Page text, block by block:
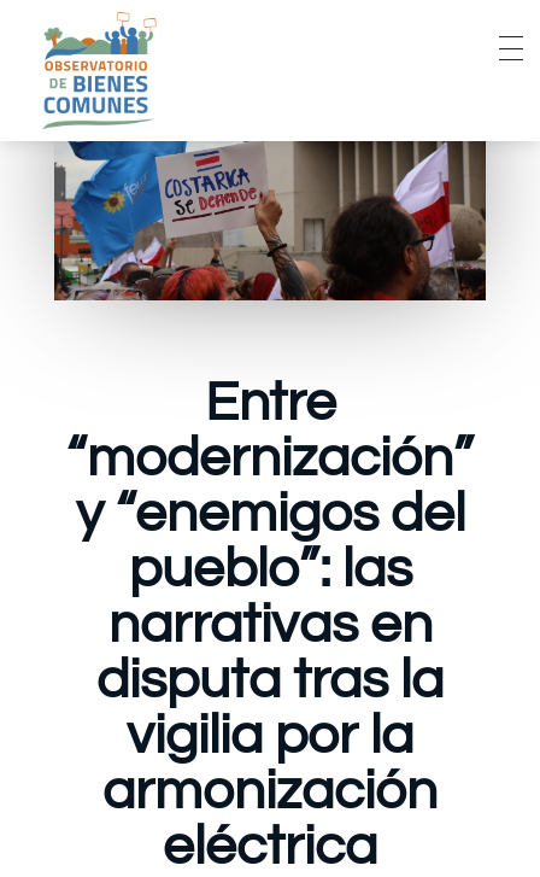
Entre
“modernización”
y “enemigos del
pueblo”: las
narrativas en
disputa tras la
vigilia por la
armonización
eléctrica